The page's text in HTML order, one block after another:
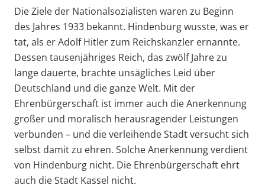
Die Ziele der Nationalsozialisten waren zu Beginn
des Jahres 1933 bekannt. Hindenburg wusste, was er
tat, als er Adolf Hitler zum Reichskanzler ernannte.
Dessen tausenjähriges Reich, das zwölf Jahre zu
lange dauerte, brachte unsägliches Leid über
Deutschland und die ganze Welt. Mit der
Ehrenbürgerschaft ist immer auch die Anerkennung
großer und moralisch herausragender Leistungen
verbunden – und die verleihende Stadt versucht sich
selbst damit zu ehren. Solche Anerkennung verdient
von Hindenburg nicht. Die Ehrenbürgerschaft ehrt
auch die Stadt Kassel nicht.